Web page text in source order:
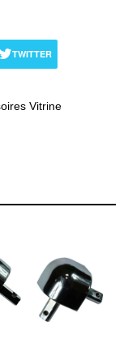
TWITTER
Vitrine